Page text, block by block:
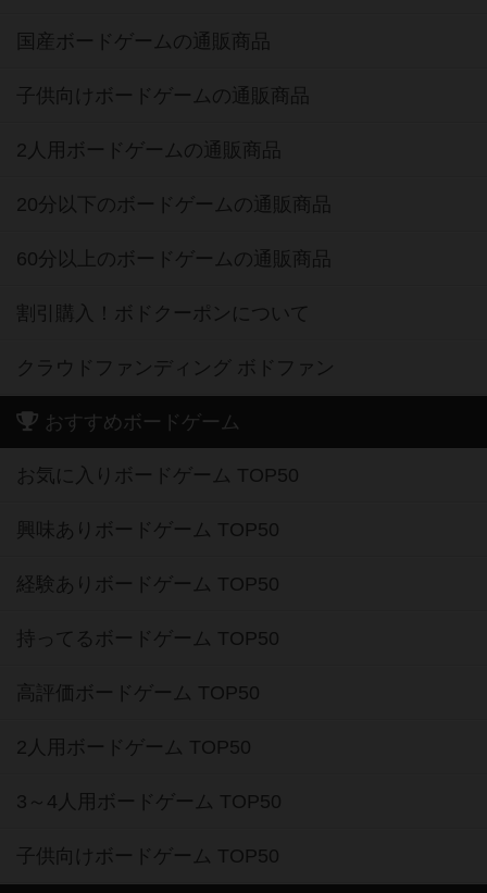
国産ボードゲームの通販商品
子供向けボードゲームの通販商品
2人用ボードゲームの通販商品
20分以下のボードゲームの通販商品
60分以上のボードゲームの通販商品
割引購入！ボドクーポンについて
クラウドファンディング ボドファン
おすすめボードゲーム
お気に入りボードゲーム TOP50
興味ありボードゲーム TOP50
経験ありボードゲーム TOP50
持ってるボードゲーム TOP50
高評価ボードゲーム TOP50
2人用ボードゲーム TOP50
3～4人用ボードゲーム TOP50
子供向けボードゲーム TOP50